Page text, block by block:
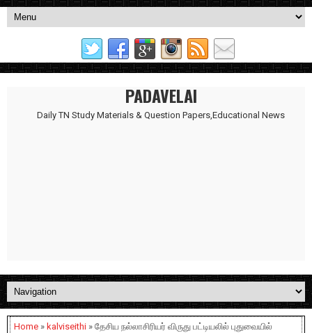
PADAVELAI
Daily TN Study Materials & Question Papers,Educational News
Home » kalviseithi » தேசிய நல்லாசிரியர் விருது பட்டியலில் புதுவையில்